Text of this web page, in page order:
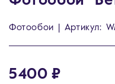
Фотообои Артикул:
5400 ₽